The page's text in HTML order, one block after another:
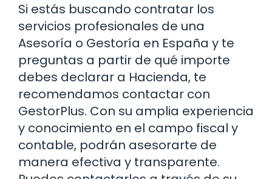
Si estás buscando contratar los
servicios profesionales de una
Asesoría o Gestoría en España y te
preguntas a partir de qué importe
debes declarar a Hacienda, te
recomendamos contactar con
GestorPlus. Con su amplia experiencia
y conocimiento en el campo fiscal y
contable, podrán asesorarte de
manera efectiva y transparente.